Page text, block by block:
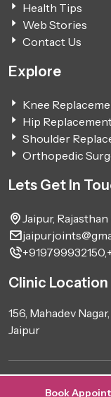
Health Tips
Web Stories
Contact Us
Explore
Knee
Hip
Shoulder
Orthopedic
Lets Get In
Jaipur,
+919799932150,
Clinic Location
156, Mahadev
Jaipur
Book